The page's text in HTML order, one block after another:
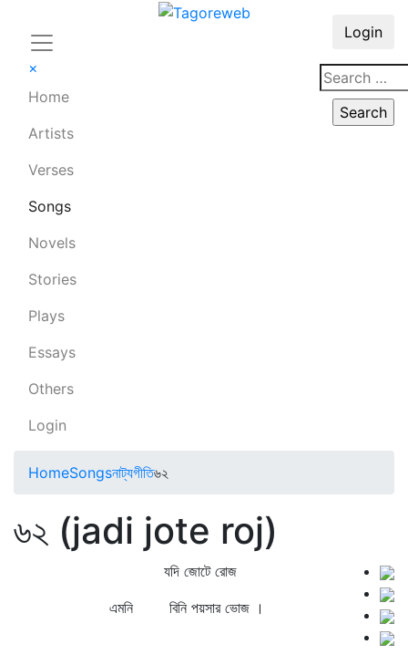
×
Home
Artists
Verses
Songs
Novels
Stories
Plays
Essays
Others
Login
Login
HomeSongsনাট্যগীতি৬২
৬২ (jadi jote roj)
যদি জোটে রোজ
এমনি বিনি পয়সার ভোজ ।